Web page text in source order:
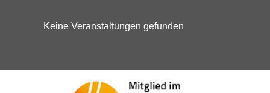
Keine Veranstaltungen gefunden